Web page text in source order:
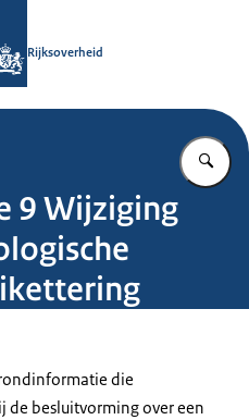
Rijksoverheid
9 Wijziging
die
de besluitvorming over een